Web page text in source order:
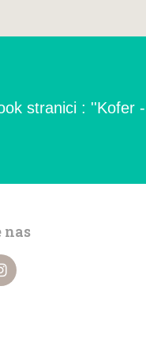
stranici : ''Kofer